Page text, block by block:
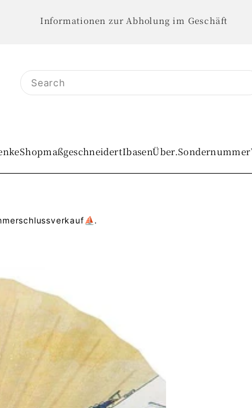
Informationen zur Abholung im Geschäft
ShopmaßgeschneidertIbasenÜber.Sondernummer